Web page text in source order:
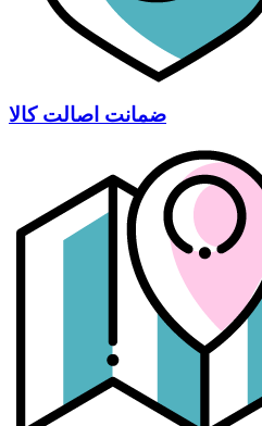
ضمانت اصالت کالا